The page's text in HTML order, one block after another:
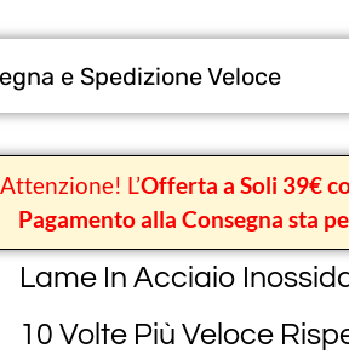
e Spedizione Veloce
Attenzione! L’Offerta a Soli 39€
Pagamento alla Consegna sta
Lame In Acciaio
10 Volte Più Veloce